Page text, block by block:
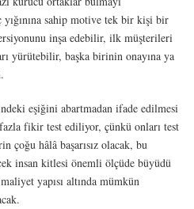
sahip motive tek bir kişi bir
inşa edebilir, ilk müşterileri
yürütebilir, başka birinin onayına ya
eşiğini abartmadan ifade edilmesi
fikir test ediliyor, çünkü onları test
çoğu hâlâ başarısız olacak, bu
insan kitlesi önemli ölçüde büyüdü
yapısı altında mümkün